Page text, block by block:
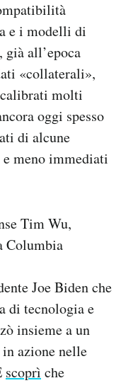
e i modelli di
all’epoca
«collaterali»,
molti
oggi spesso
di alcune
meno immediati
Tim Wu,
Columbia
Joe Biden che
di tecnologia e
insieme a un
azione nelle
scoprì che